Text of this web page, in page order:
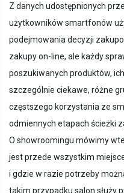
Z danych udostępnionych
użytkowników smartfonów
podejmowania decyzji
zakupy on-line, ale każdy
poszukiwanych produktów,
szczególnie ciekawe, różne
częstszego korzystania ze
odmiennych etapach ścieżki
O showroomingu mówimy
jest przede wszystkim
i gdzie w razie potrzeby
takim przypadku salon służy